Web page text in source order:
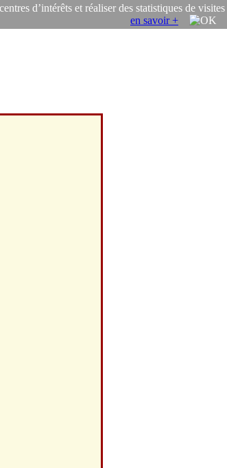
d’intérêts et réaliser des statistiques de visites
en savoir +